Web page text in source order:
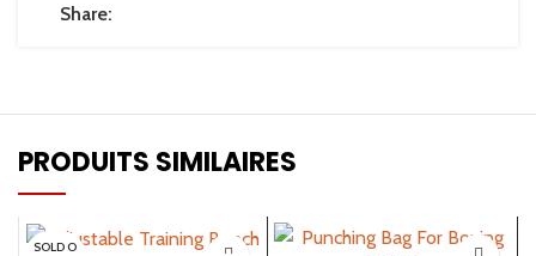
Share:
PRODUITS SIMILAIRES
SOLD O